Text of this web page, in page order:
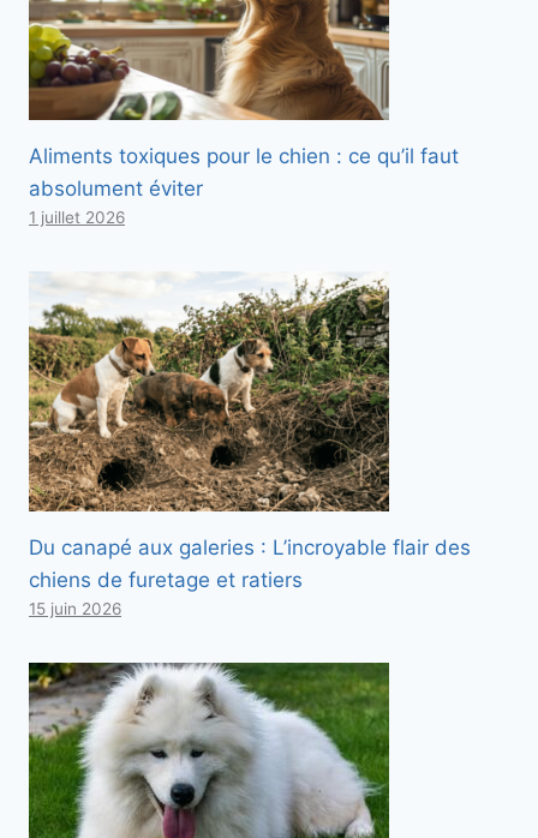
Aliments toxiques pour le chien : ce qu’il faut
absolument éviter
1 juillet 2026
Du canapé aux galeries : L’incroyable flair des
chiens de furetage et ratiers
15 juin 2026